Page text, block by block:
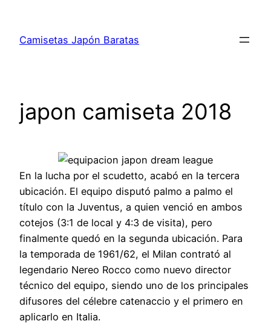
contenido
Camisetas Japón Baratas
japon camiseta 2018
En la lucha por el scudetto, acabó en la tercera
ubicación. El equipo disputó palmo a palmo el
título con la Juventus, a quien venció en ambos
cotejos (3:1 de local y 4:3 de visita), pero
finalmente quedó en la segunda ubicación. Para
la temporada de 1961/62, el Milan contrató al
legendario Nereo Rocco como nuevo director
técnico del equipo, siendo uno de los principales
difusores del célebre catenaccio y el primero en
aplicarlo en Italia.